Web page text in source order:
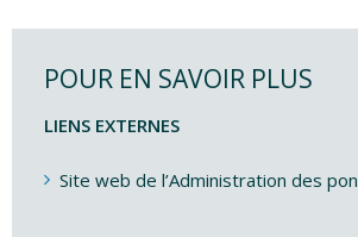
POUR EN SAVOIR PLUS
LIENS EXTERNES
Site web de l’Administration des